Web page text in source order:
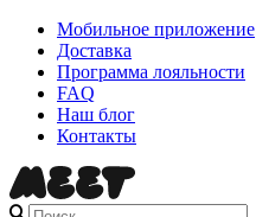
Мобильное приложение
Доставка
Программа лояльности
FAQ
Наш блог
Контакты